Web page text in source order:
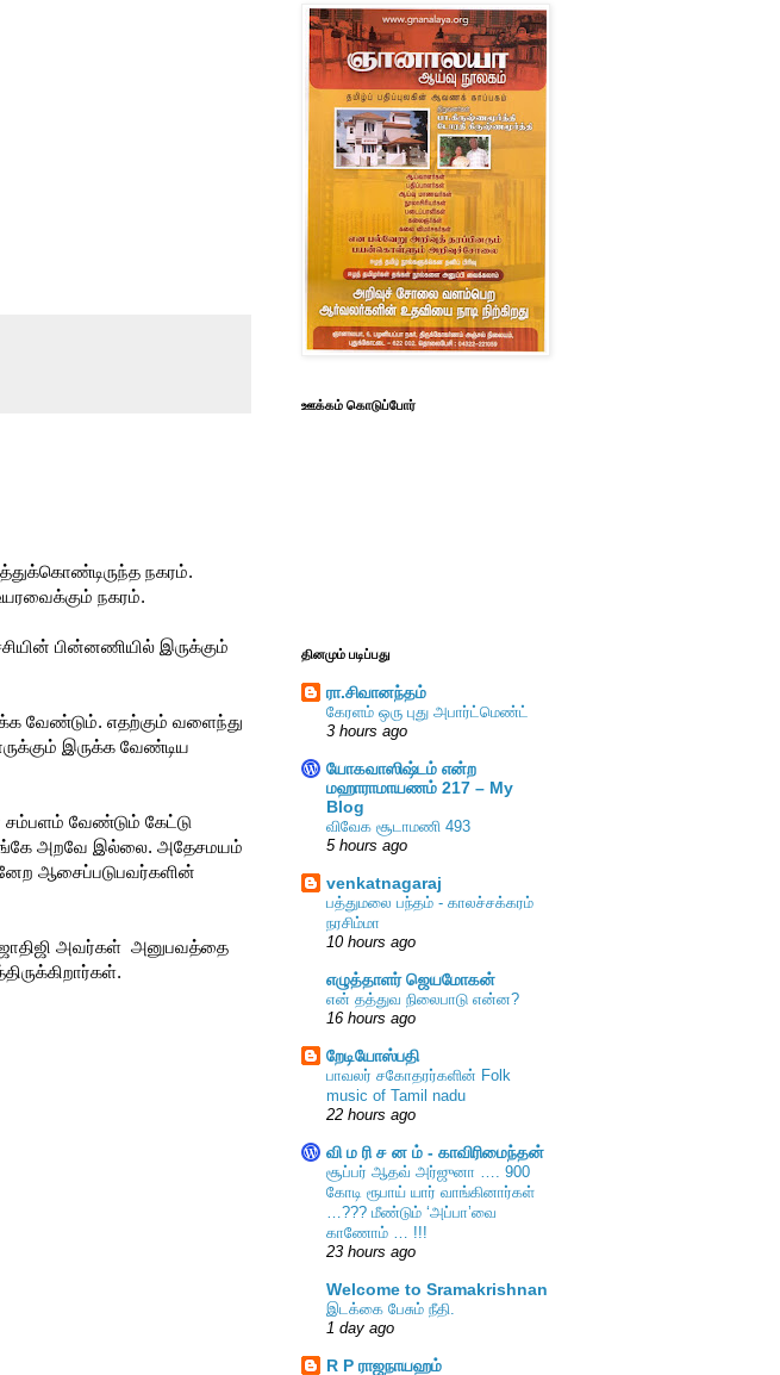
நகரம்.
நகரம்.
பின்னணியில் இருக்கும்
வேண்டும். எதற்கும் வளைந்து
இருக்க வேண்டிய
வேண்டும் கேட்டு
அறவே இல்லை. அதேசமயம்
ஆசைப்படுபவர்களின்
ஜோதிஜி அவர்கள் அனுபவத்தை
ஊக்கம் கொடுப்போர்
தினமும் படிப்பது
ரா.சிவானந்தம்
கேரளம் ஒரு புது அபார்ட்மெண்ட்
3 hours ago
யோகவாஸிஷ்டம் என்ற
மஹாராமாயணம் 217 – My
Blog
விவேக சூடாமணி 493
5 hours ago
venkatnagaraj
பத்துமலை பந்தம் - காலச்சக்கரம்
நரசிம்மா
10 hours ago
எழுத்தாளர் ஜெயமோகன்
என் தத்துவ நிலைபாடு என்ன?
16 hours ago
றேடியோஸ்பதி
பாவலர் சகோதரர்களின் Folk
music of Tamil nadu
22 hours ago
வி ம ரி ச ன ம் - காவிரிமைந்தன்
சூப்பர் ஆதவ் அர்ஜுனா …. 900
கோடி ரூபாய் யார் வாங்கினார்கள்
…??? மீண்டும் ‘அப்பா’வை
காணோம் … !!!
23 hours ago
Welcome to Sramakrishnan
இடக்கை பேசும் நீதி.
1 day ago
R P ராஜநாயஹம்